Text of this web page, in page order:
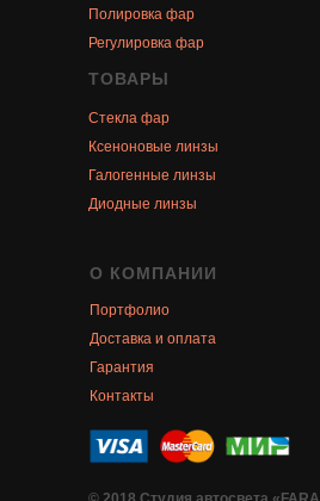
Полировка фар
Регулировка фар
ТОВАРЫ
Стекла фар
Ксеноновые линзы
Галогенные линзы
Диодные линзы
О КОМПАНИИ
Портфолио
Доставка и оплата
Гарантия
Контакты